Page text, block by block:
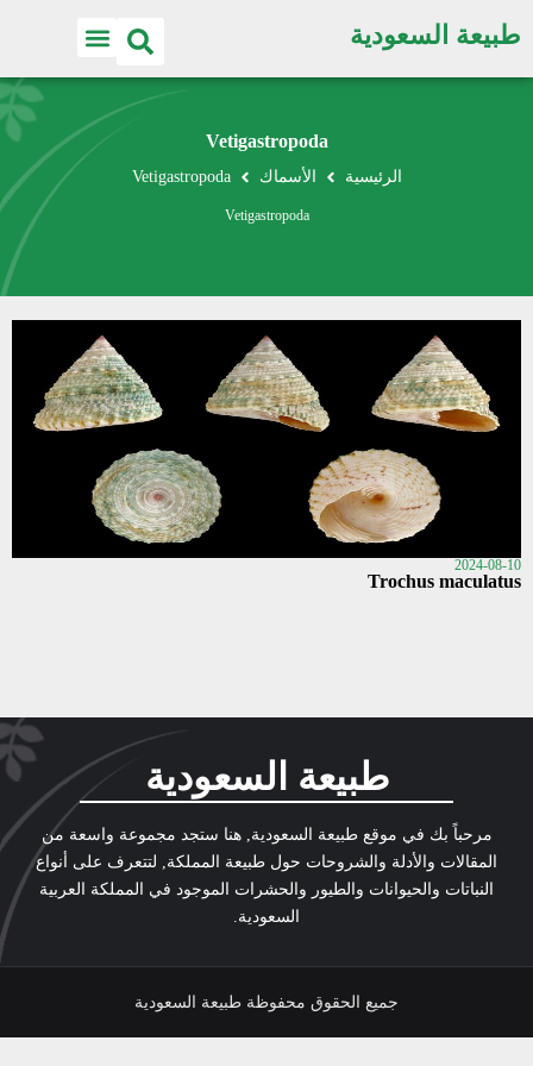
طبيعة السعودية
Vetigastropoda
الرئيسية الأسماك Vetigastropoda
Vetigastropoda
2024-08-10
Trochus maculatus
طبيعة السعودية
مرحباً بك في موقع طبيعة السعودية, هنا ستجد مجموعة واسعة من
المقالات والأدلة والشروحات حول طبيعة المملكة, لتتعرف على أنواع
النباتات والحيوانات والطيور والحشرات الموجود في المملكة العربية
السعودية.
جميع الحقوق محفوظة طبيعة السعودية